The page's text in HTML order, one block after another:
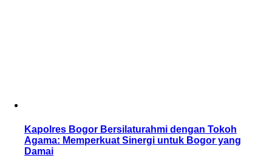
Kapolres Bogor Bersilaturahmi dengan Tokoh
Agama: Memperkuat Sinergi untuk Bogor yang
Damai